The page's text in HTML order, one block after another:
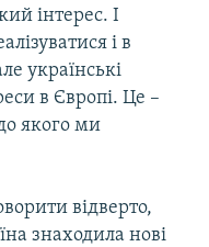
інтерес. І
і в
українські
в Європі. Це –
якого ми
відверто,
знаходила нові